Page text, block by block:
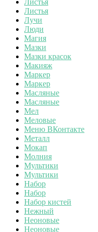
Листья
Лучи
Люди
Магия
Мазки
Мазки красок
Макияж
Маркер
Маркер
Масляные
Масляные
Мел
Меловые
Меню ВКонтакте
Металл
Мокап
Молния
Мультики
Мультики
Набор
Набор
Набор кистей
Нежный
Неоновые
Неоновые